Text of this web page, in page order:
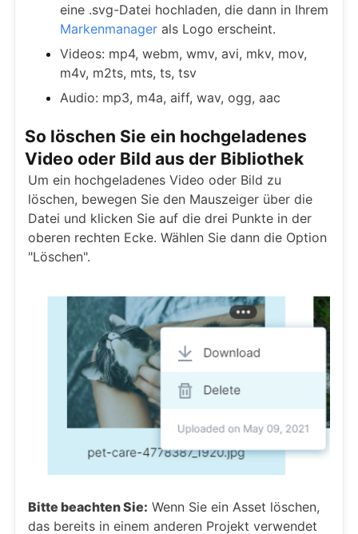
eine .svg-Datei hochladen, die dann in Ihrem
Markenmanager als Logo erscheint.
Videos: mp4, webm, wmv, avi, mkv, mov,
m4v, m2ts, mts, ts, tsv
Audio: mp3, m4a, aiff, wav, ogg, aac
So löschen Sie ein hochgeladenes
Video oder Bild aus der Bibliothek
Um ein hochgeladenes Video oder Bild zu
löschen, bewegen Sie den Mauszeiger über die
Datei und klicken Sie auf die drei Punkte in der
oberen rechten Ecke. Wählen Sie dann die Option
"Löschen".
Bitte beachten Sie: Wenn Sie ein Asset löschen,
das bereits in einem anderen Projekt verwendet